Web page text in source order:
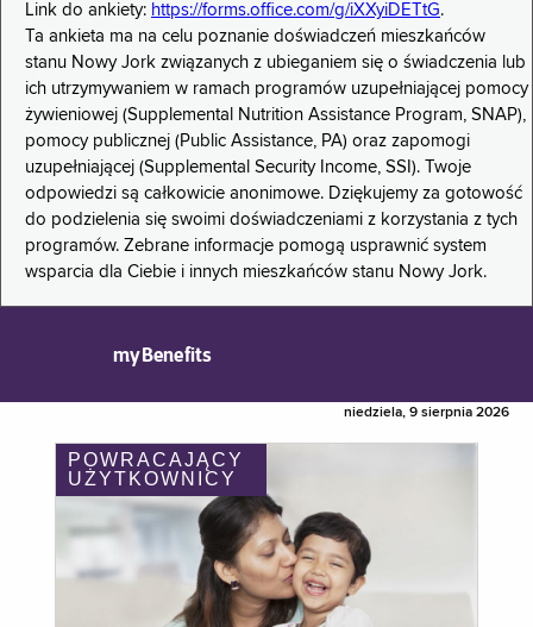
Link do ankiety: https://forms.office.com/g/iXXyiDETtG.
Ta ankieta ma na celu poznanie doświadczeń mieszkańców
stanu Nowy Jork związanych z ubieganiem się o świadczenia lub
ich utrzymywaniem w ramach programów uzupełniającej pomocy
żywieniowej (Supplemental Nutrition Assistance Program, SNAP),
pomocy publicznej (Public Assistance, PA) oraz zapomogi
uzupełniającej (Supplemental Security Income, SSI). Twoje
odpowiedzi są całkowicie anonimowe. Dziękujemy za gotowość
do podzielenia się swoimi doświadczeniami z korzystania z tych
programów. Zebrane informacje pomogą usprawnić system
wsparcia dla Ciebie i innych mieszkańców stanu Nowy Jork.
myBenefits
niedziela, 9 sierpnia 2026
POWRACAJĄCY
UŻYTKOWNICY